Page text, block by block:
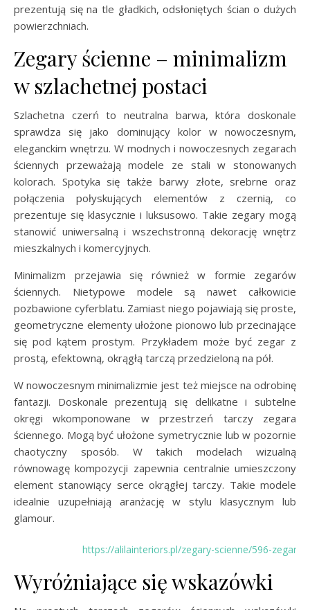
prezentują się na tle gładkich, odsłoniętych ścian o dużych
powierzchniach.
Zegary ścienne – minimalizm
w szlachetnej postaci
Szlachetna czerń to neutralna barwa, która doskonale
sprawdza się jako dominujący kolor w nowoczesnym,
eleganckim wnętrzu. W modnych i nowoczesnych zegarach
ściennych przeważają modele ze stali w stonowanych
kolorach. Spotyka się także barwy złote, srebrne oraz
połączenia połyskujących elementów z czernią, co
prezentuje się klasycznie i luksusowo. Takie zegary mogą
stanowić uniwersalną i wszechstronną dekorację wnętrz
mieszkalnych i komercyjnych.
Minimalizm przejawia się również w formie zegarów
ściennych. Nietypowe modele są nawet całkowicie
pozbawione cyferblatu. Zamiast niego pojawiają się proste,
geometryczne elementy ułożone pionowo lub przecinające
się pod kątem prostym. Przykładem może być zegar z
prostą, efektowną, okrągłą tarczą przedzieloną na pół.
W nowoczesnym minimalizmie jest też miejsce na odrobinę
fantazji. Doskonale prezentują się delikatne i subtelne
okręgi wkomponowane w przestrzeń tarczy zegara
ściennego. Mogą być ułożone symetrycznie lub w pozornie
chaotyczny sposób. W takich modelach wizualną
równowagę kompozycji zapewnia centralnie umieszczony
element stanowiący serce okrągłej tarczy. Takie modele
idealnie uzupełniają aranżację w stylu klasycznym lub
glamour.
https://alilainteriors.pl/zegary-scienne/596-zegar-
Wyróżniające się wskazówki